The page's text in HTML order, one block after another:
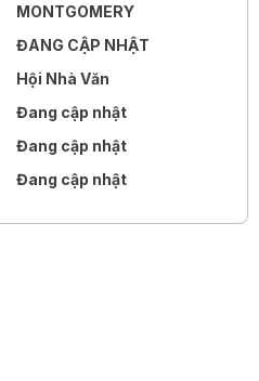
MONTGOMERY
ĐANG CẬP NHẬT
Hội Nhà Văn
Đang cập nhật
Đang cập nhật
Đang cập nhật